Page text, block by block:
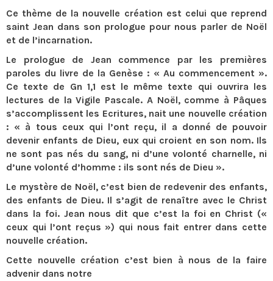
Ce thème de la nouvelle création est celui que reprend
saint Jean dans son prologue pour nous parler de Noël
et de l’incarnation.
Le prologue de Jean commence par les premières
paroles du livre de la Genèse : « Au commencement ».
Ce texte de Gn 1,1 est le même texte qui ouvrira les
lectures de la Vigile Pascale. A Noël, comme à Pâques
s’accomplissent les Ecritures, nait une nouvelle création
: « à tous ceux qui l’ont reçu, il a donné de pouvoir
devenir enfants de Dieu, eux qui croient en son nom. Ils
ne sont pas nés du sang, ni d’une volonté charnelle, ni
d’une volonté d’homme : ils sont nés de Dieu ».
Le mystère de Noël, c’est bien de redevenir des enfants,
des enfants de Dieu. Il s’agit de renaître avec le Christ
dans la foi. Jean nous dit que c’est la foi en Christ («
ceux qui l’ont reçus ») qui nous fait entrer dans cette
nouvelle création.
Cette nouvelle création c’est bien à nous de la faire
advenir dans notre